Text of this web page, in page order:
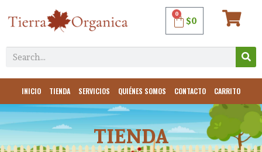
$0
0
INICIO TIENDA SERVICIOS QUIÉNES SOMOS CONTACTO CARRITO
TIENDA